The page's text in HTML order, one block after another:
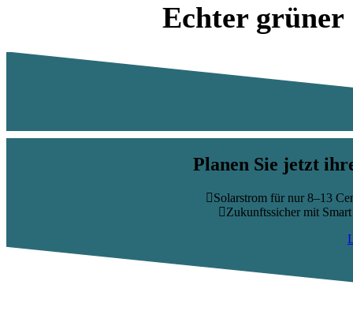
Echter
Planen Sie jetzt
Solarstrom für nur 8–13
Zukunftssicher mit